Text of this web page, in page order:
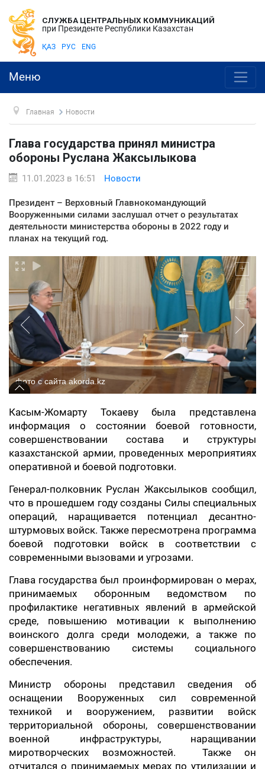
СЛУЖБА ЦЕНТРАЛЬНЫХ КОММУНИКАЦИЙ
при Президенте Республики Казахстан
ҚАЗ РУС ENG
Меню
Главная Новости
Глава государства принял министра
обороны Руслана Жаксылыкова
11.01.2023 в 16:51 Новости
Президент – Верховный Главнокомандующий
Вооруженными силами заслушал отчет о результатах
деятельности министерства обороны в 2022 году и
планах на текущий год.
фото с сайта akorda.kz
Касым-Жомарту Токаеву была представлена
информация о состоянии боевой готовности,
совершенствовании состава и структуры
казахстанской армии, проведенных мероприятиях
оперативной и боевой подготовки.
Генерал-полковник Руслан Жаксылыков сообщил,
что в прошедшем году созданы Силы специальных
операций, наращивается потенциал десантно-
штурмовых войск. Также пересмотрена программа
боевой подготовки войск в соответствии с
современными вызовами и угрозами.
Глава государства был проинформирован о мерах,
принимаемых оборонным ведомством по
профилактике негативных явлений в армейской
среде, повышению мотивации к выполнению
воинского долга среди молодежи, а также по
совершенствованию системы социального
обеспечения.
Министр обороны представил сведения об
оснащении Вооруженных сил современной
техникой и вооружением, развитии войск
территориальной обороны, совершенствовании
военной инфраструктуры, наращивании
миротворческих возможностей. Также он
отчитался о принимаемых мерах по утилизации и